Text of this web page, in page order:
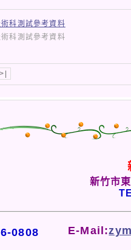
科測試參考資料
科測試參考資料
>|
新竹市
0808 E-Mail: